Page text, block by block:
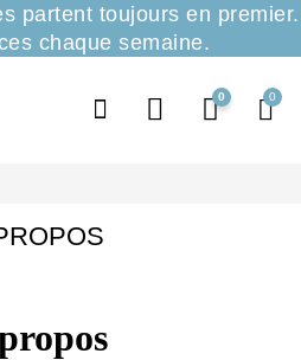
partent toujours en premier.
chaque semaine.
0